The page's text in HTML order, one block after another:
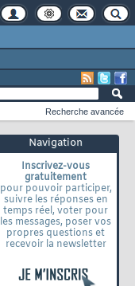
Recherche avancée
Navigation
Inscrivez-vous
gratuitement
pour pouvoir participer,
suivre les réponses en
temps réel, voter pour
les messages, poser vos
propres questions et
recevoir la newsletter